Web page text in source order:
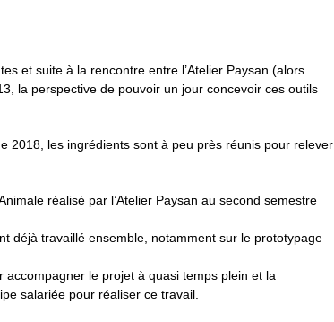
et suite à la rencontre entre l’Atelier Paysan (alors
la perspective de pouvoir un jour concevoir ces outils
2018, les ingrédients sont à peu près réunis pour relever
réalisé par l’Atelier Paysan au second semestre
déjà travaillé ensemble, notamment sur le prototypage
accompagner le projet à quasi temps plein et la
salariée pour réaliser ce travail.